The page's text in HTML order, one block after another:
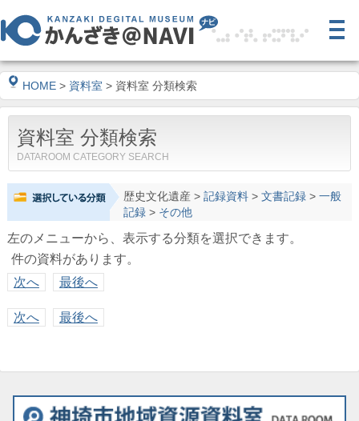
HOME > 資料室 > 資料室 分類検索
資料室 分類検索
DATAROOM CATEGORY SEARCH
歴史文化遺産> 記録資料> 文書記録> 一般
記録> その他
左のメニューから、表示する分類を選択できます。
件の資料があります。
次へ
最後へ
次へ 最後へ